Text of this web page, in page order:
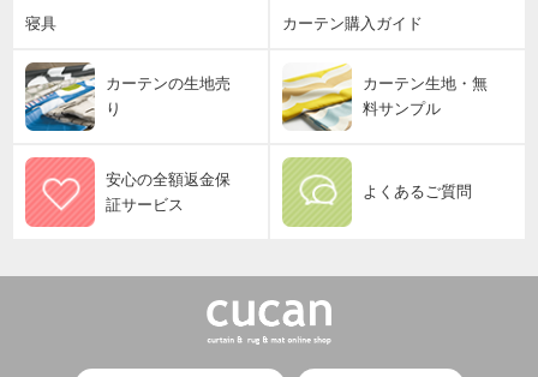
寝具 カーテン購入ガイド
カーテンの生地売
り
カーテン生地・無
料サンプル
安心の全額返金保
証サービス
よくあるご質問